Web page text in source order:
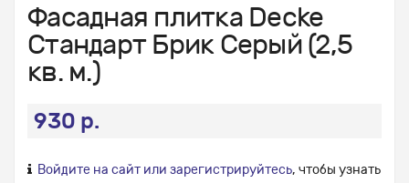
Фасадная плитка Decke
Стандарт Брик Серый (2,5
кв. м.)
930 р.
Войдите на сайт или зарегистрируйтесь, чтобы узнать